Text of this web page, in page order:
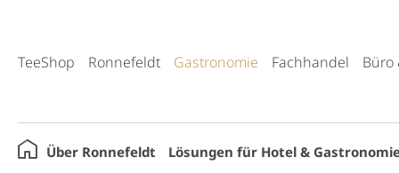
TeeShop Ronnefeldt Gastronomie Fachhandel Büro
Über Ronnefeldt Lösungen für Hotel &